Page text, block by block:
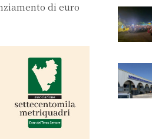
di euro